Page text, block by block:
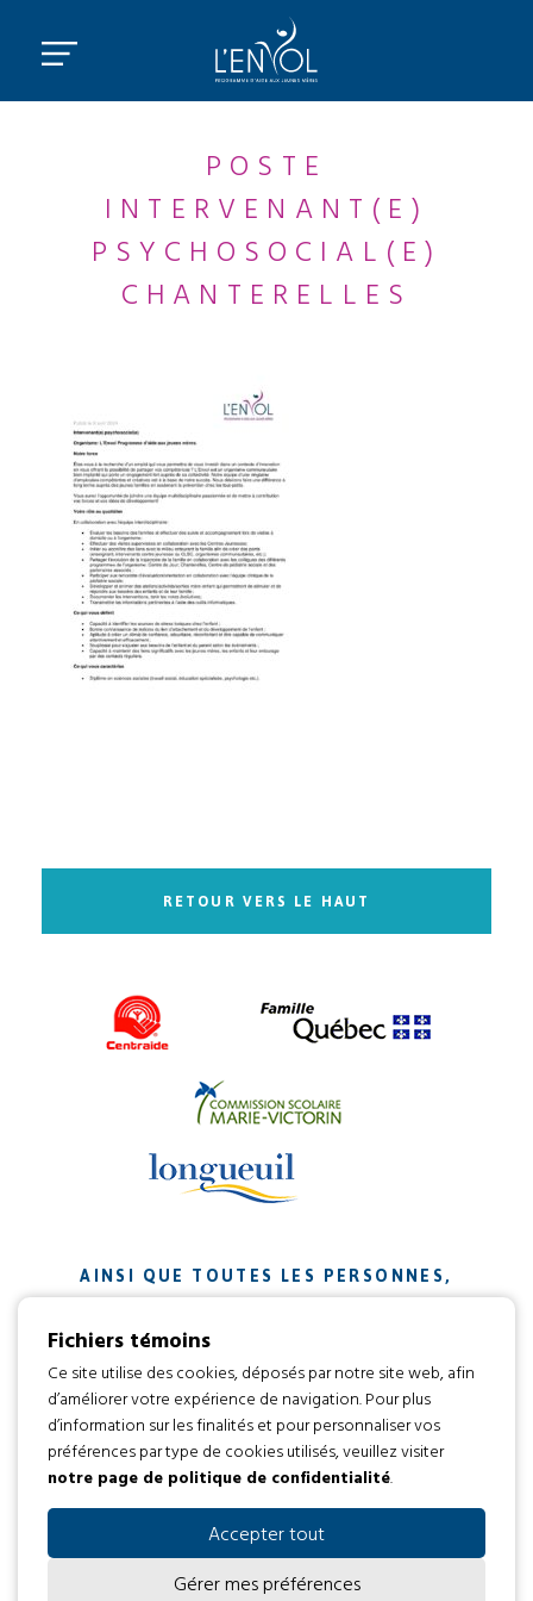
POSTE
INTERVENANT(E)
PSYCHOSOCIAL(E)
CHANTERELLES
RETOUR VERS LE HAUT
AINSI QUE TOUTES LES PERSONNES,
ORGANISMES ET ENTREPRISES QUI ONT
CONTRIBUÉ À NOTRE MISSION.
Développement web par
Tous droits réservés 2016 © L’envol
Politique de confidentialité
Fichiers témoins
Ce site utilise des cookies, déposés par notre site web, afin
d’améliorer votre expérience de navigation. Pour plus
d’information sur les finalités et pour personnaliser vos
préférences par type de cookies utilisés, veuillez visiter
notre page de politique de confidentialité.
Accepter tout
Gérer mes préférences